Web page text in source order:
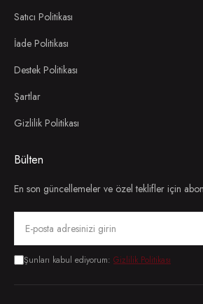
Satıcı Politikası
İade Politikası
Destek Politikası
Şartlar
Gizlilik Politikası
Bülten
En son güncellemeler ve özel teklifler için
Email address
Şunları kabul ediyorum: Gizlilik Politikası